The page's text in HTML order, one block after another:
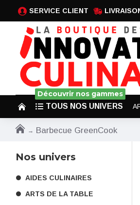
SERVICE CLIENT
TOUS NOS UNIVERS
Découvrir nos gammes
Barbecue GreenCook
Nos univers
AIDES CULINAIRES
ARTS DE LA TABLE